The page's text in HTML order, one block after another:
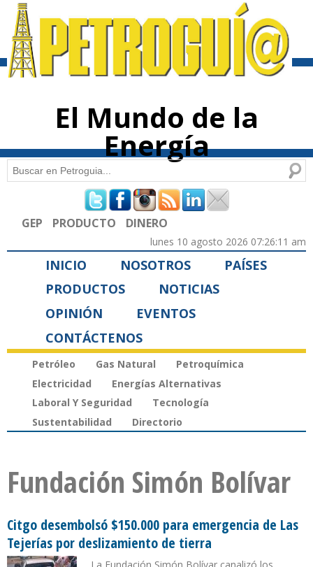
contenido
El Mundo de la
Energía
Formulario de búsqueda
Buscar
GEP PRODUCTO DINERO
lunes 10 agosto 2026 07:26:11 am
INICIO NOSOTROS
PAÍSES
PRODUCTOS
NOTICIAS
OPINIÓN
EVENTOS
CONTÁCTENOS
Petróleo Gas Natural
Petroquímica
Electricidad
Energías Alternativas
Laboral Y Seguridad
Tecnología
Sustentabilidad
Directorio
Fundación Simón Bolívar
Citgo desembolsó $150.000 para emergencia de Las
Tejerías por deslizamiento de tierra